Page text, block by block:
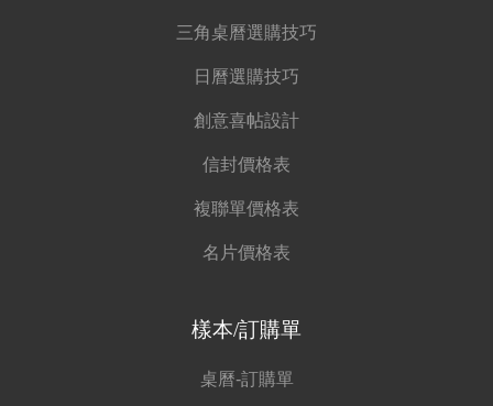
三角桌曆選購技巧
日曆選購技巧
創意喜帖設計
信封價格表
複聯單價格表
名片價格表
樣本/訂購單
桌曆-訂購單